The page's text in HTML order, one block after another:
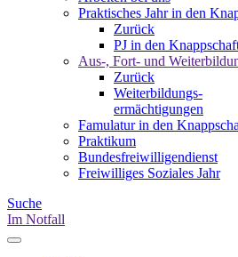
Praktisches Jahr in den
Zurück
PJ in den
Aus-, Fort- und
Zurück
Weiterbildungs-
ermächtigungen
Famulatur in den
Praktikum
Bundesfreiwilligendienst
Freiwilliges Soziales Jahr
Suche
Im Notfall